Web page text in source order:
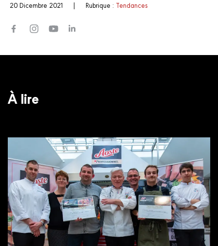
20 Dicembre 2021
| Rubrique : Tendances
À lire